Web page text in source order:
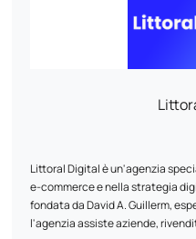
Littoral Digital è un'agenzia
e-commerce e nella strategia
fondata da David A. Guillerm,
l'agenzia assiste aziende,